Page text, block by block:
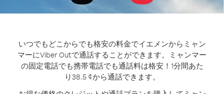
いつでもどこからでも格安の料金でイエメンからミャン
マーにViber Outで通話することができます。
ミャンマー
の固定電話でも携帯電話でも通話料は格安！1分間あた
り38.5 ¢から通話できます。